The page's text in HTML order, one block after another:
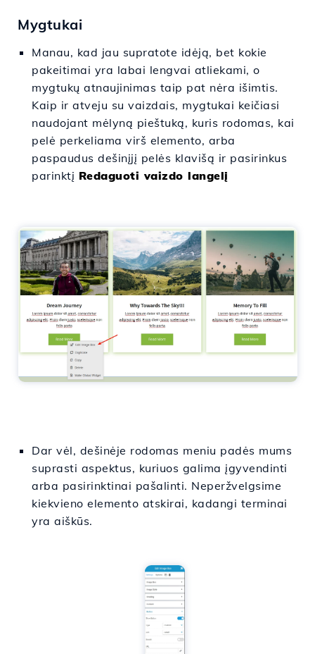
Mygtukai
Manau, kad jau supratote idėją, bet kokie
pakeitimai yra labai lengvai atliekami, o
mygtukų atnaujinimas taip pat nėra išimtis.
Kaip ir atveju su vaizdais, mygtukai keičiasi
naudojant mėlyną pieštuką, kuris rodomas, kai
pelė perkeliama virš elemento, arba
paspaudus dešinįjį pelės klavišą ir pasirinkus
parinktį Redaguoti vaizdo langelį
Dar vėl, dešinėje rodomas meniu padės mums
suprasti aspektus, kuriuos galima įgyvendinti
arba pasirinktinai pašalinti. Neperžvelgsime
kiekvieno elemento atskirai, kadangi terminai
yra aiškūs.